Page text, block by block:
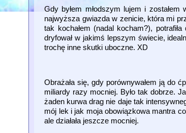
Gdy byłem młodszym lujem i
najwyższa gwiazda w zenicie, która mi
tak kochałem (nadal kocham?),
dryfował w jakimś lepszym świecie,
trochę inne skutki uboczne. XD
Obrażała się, gdy porównywałem ją do
miliardy razy mocniej. Było tak dobrze.
żaden kurwa drag nie daje tak
mój lek i jak moja obowiązkowa mantra
ale działała jeszcze mocniej.